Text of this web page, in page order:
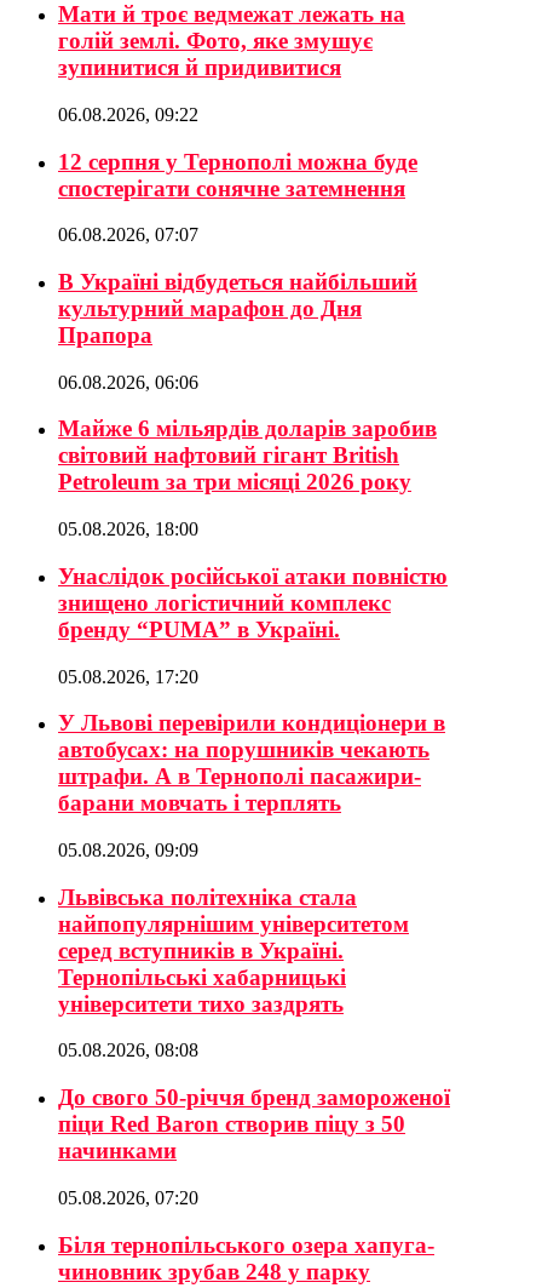
Мати й троє ведмежат лежать на
голій землі. Фото, яке змушує
зупинитися й придивитися
06.08.2026, 09:22
12 серпня у Тернополі можна буде
спостерігати сонячне затемнення
06.08.2026, 07:07
В Україні відбудеться найбільший
культурний марафон до Дня
Прапора
06.08.2026, 06:06
Майже 6 мільярдів доларів заробив
світовий нафтовий гігант British
Petroleum за три місяці 2026 року
05.08.2026, 18:00
Унаслідок російської атаки повністю
знищено логістичний комплекс
бренду “PUMA” в Україні.
05.08.2026, 17:20
У Львові перевірили кондиціонери в
автобусах: на порушників чекають
штрафи. А в Тернополі пасажири-
барани мовчать і терплять
05.08.2026, 09:09
Львівська політехніка стала
найпопулярнішим університетом
серед вступників в Україні.
Тернопільські хабарницькі
університети тихо заздрять
05.08.2026, 08:08
До свого 50-річчя бренд замороженої
піци Red Baron створив піцу з 50
начинками
05.08.2026, 07:20
Біля тернопільського озера хапуга-
чиновник зрубав 248 у парку